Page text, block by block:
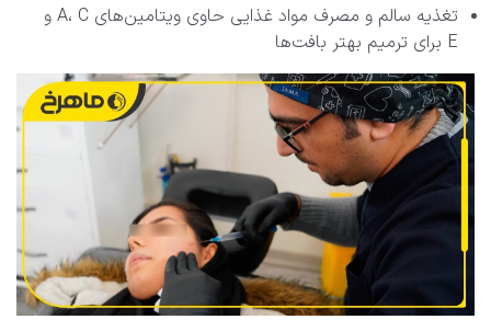
تغذیه سالم و مصرف مواد غذایی حاوی ویتامین‌های A، C و
E برای ترمیم بهتر بافت‌ها